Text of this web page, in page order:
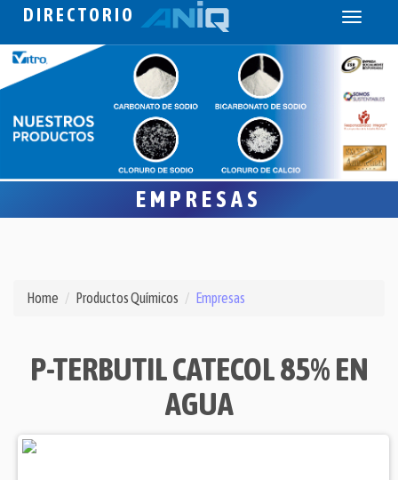
DIRECTORIO
Toggle
EMPRESAS
Home Productos Químicos Empresas
P-TERBUTIL CATECOL 85% EN
AGUA